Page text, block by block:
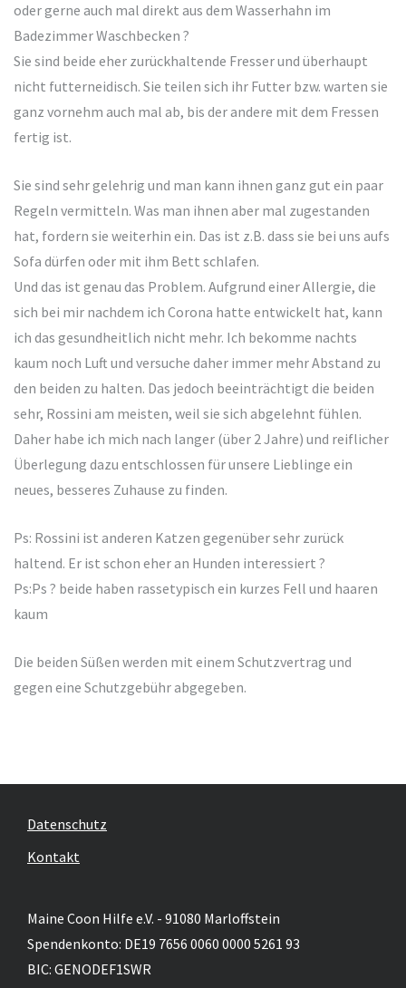
oder gerne auch mal direkt aus dem Wasserhahn im
Badezimmer Waschbecken ?
Sie sind beide eher zurückhaltende Fresser und überhaupt
nicht futterneidisch. Sie teilen sich ihr Futter bzw. warten sie
ganz vornehm auch mal ab, bis der andere mit dem Fressen
fertig ist.
Sie sind sehr gelehrig und man kann ihnen ganz gut ein paar
Regeln vermitteln. Was man ihnen aber mal zugestanden
hat, fordern sie weiterhin ein. Das ist z.B. dass sie bei uns aufs
Sofa dürfen oder mit ihm Bett schlafen.
Und das ist genau das Problem. Aufgrund einer Allergie, die
sich bei mir nachdem ich Corona hatte entwickelt hat, kann
ich das gesundheitlich nicht mehr. Ich bekomme nachts
kaum noch Luft und versuche daher immer mehr Abstand zu
den beiden zu halten. Das jedoch beeinträchtigt die beiden
sehr, Rossini am meisten, weil sie sich abgelehnt fühlen.
Daher habe ich mich nach langer (über 2 Jahre) und reiflicher
Überlegung dazu entschlossen für unsere Lieblinge ein
neues, besseres Zuhause zu finden.
Ps: Rossini ist anderen Katzen gegenüber sehr zurück
haltend. Er ist schon eher an Hunden interessiert ?
Ps:Ps ? beide haben rassetypisch ein kurzes Fell und haaren
kaum
Die beiden Süßen werden mit einem Schutzvertrag und
gegen eine Schutzgebühr abgegeben.
Datenschutz
Kontakt
Maine Coon Hilfe e.V. - 91080 Marloffstein
Spendenkonto: DE19 7656 0060 0000 5261 93
BIC: GENODEF1SWR